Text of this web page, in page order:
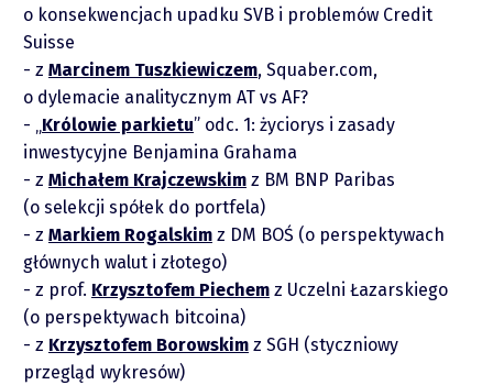
Raporty
Podcasty
o konsekwencjach upadku SVB i problemów Credit
Suisse
z Marcinem Tuszkiewiczem, Squaber.com,
o dylemacie analitycznym AT vs AF?
„Królowie parkietu” odc. 1: życiorys i zasady
inwestycyjne Benjamina Grahama
z Michałem Krajczewskim z BM BNP Paribas
(o selekcji spółek do portfela)
z Markiem Rogalskim z DM BOŚ (o perspektywach
głównych walut i złotego)
z prof. Krzysztofem Piechem z Uczelni Łazarskiego
(o perspektywach bitcoina)
z Krzysztofem Borowskim z SGH (styczniowy
przegląd wykresów)